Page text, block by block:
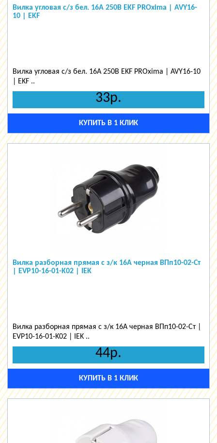
Вилка угловая с/з бел. 16А 250В EKF PROxima | AVY16-
10 | EKF
Вилка угловая с/з бел. 16А 250В EKF PROxima | AVY16-10
| EKF ..
33р.
КУПИТЬ В 1 КЛИК
Вилка разборная прямая с з/к 16А черная ВПп10-02-Ст
| EVP10-16-01-K02 | IEK
Вилка разборная прямая с з/к 16А черная ВПп10-02-Ст |
EVP10-16-01-K02 | IEK ..
44р.
КУПИТЬ В 1 КЛИК